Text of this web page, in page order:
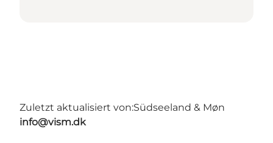
Zuletzt aktualisiert von:Südseeland & Møn
info@vism.dk